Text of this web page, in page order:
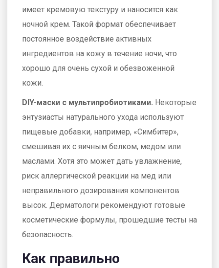
имеет кремовую текстуру и наносится как
ночной крем. Такой формат обеспечивает
постоянное воздействие активных
ингредиентов на кожу в течение ночи, что
хорошо для очень сухой и обезвоженной
кожи.
DIY-маски с мультипробиотиками. Некоторые
энтузиасты натурального ухода используют
пищевые добавки, например, «Симбитер»,
смешивая их с яичным белком, медом или
маслами. Хотя это может дать увлажнение,
риск аллергической реакции на мед или
неправильного дозирования компонентов
высок. Дерматологи рекомендуют готовые
косметические формулы, прошедшие тесты на
безопасность.
Как правильно